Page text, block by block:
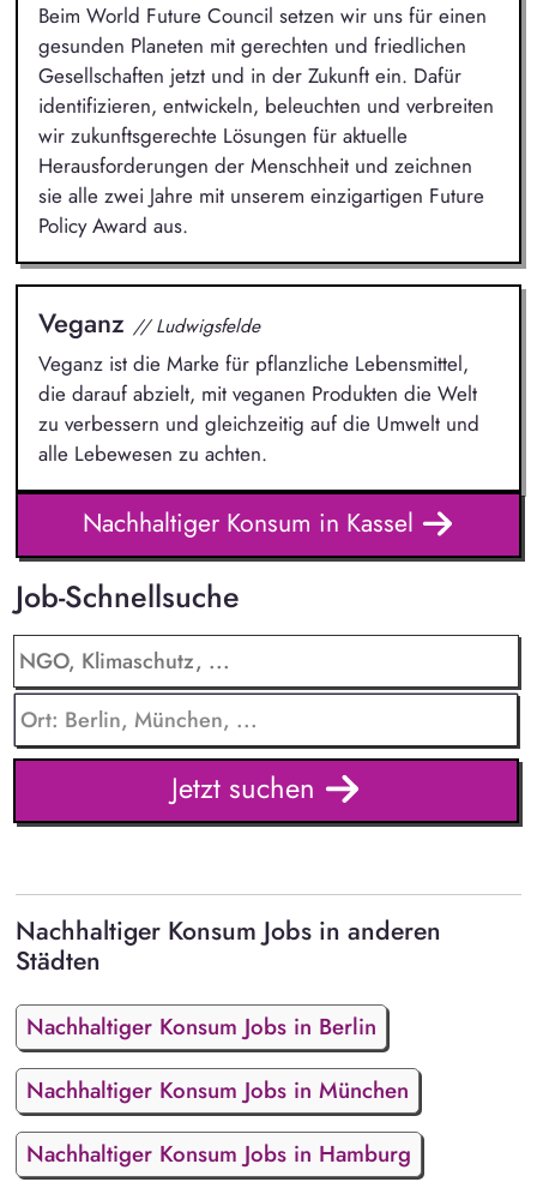
Beim World Future Council setzen wir uns für einen
gesunden Planeten mit gerechten und friedlichen
Gesellschaften jetzt und in der Zukunft ein. Dafür
identifizieren, entwickeln, beleuchten und verbreiten
wir zukunftsgerechte Lösungen für aktuelle
Herausforderungen der Menschheit und zeichnen
sie alle zwei Jahre mit unserem einzigartigen Future
Policy Award aus.
Veganz // Ludwigsfelde
Veganz ist die Marke für pflanzliche Lebensmittel,
die darauf abzielt, mit veganen Produkten die Welt
zu verbessern und gleichzeitig auf die Umwelt und
alle Lebewesen zu achten.
Nachhaltiger Konsum in Kassel
Job-Schnellsuche
Jetzt suchen
Nachhaltiger Konsum Jobs in anderen
Städten
Nachhaltiger Konsum Jobs in Berlin
Nachhaltiger Konsum Jobs in München
Nachhaltiger Konsum Jobs in Hamburg